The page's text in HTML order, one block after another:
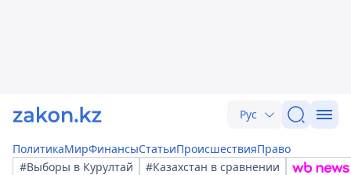
Рус
ПолитикаМирФинансыСтатьиПроисшествияПраво
#Выборы в Курултай
#Казахстан в сравнении